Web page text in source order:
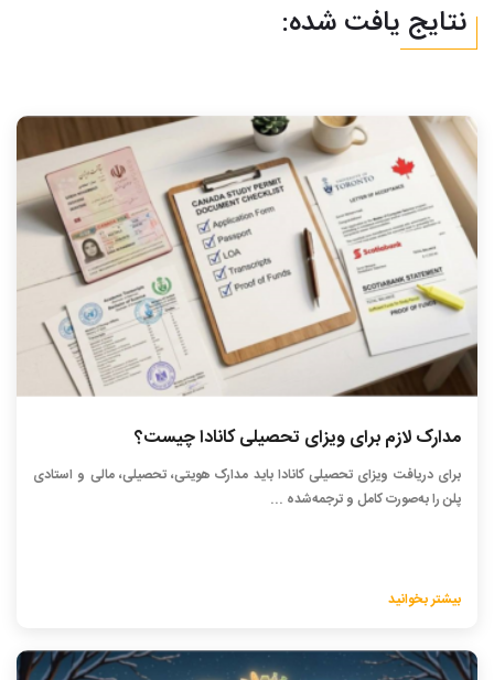
نتایج یافت شده:
مدارک لازم برای ویزای تحصیلی کانادا چیست؟
برای دریافت ویزای تحصیلی کانادا باید مدارک هویتی، تحصیلی، مالی و استادی
پلن را به‌صورت کامل و ترجمه‌شده ...
بیشتر بخوانید